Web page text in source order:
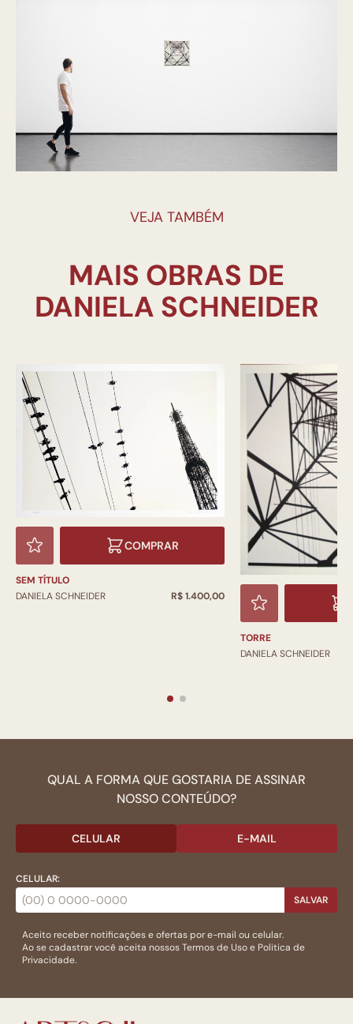
VEJA TAMBÉM
MAIS OBRAS DE
COMPRAR
SEM TÍTULO
DANIELA SCHNEIDER
R$ 1.400,00
TORRE
DANIELA SCHNEIDER
QUAL A FORMA QUE GOSTARIA DE ASSINAR
NOSSO CONTEÚDO?
CELULAR E-MAIL
CELULAR:
SALVAR
Aceito receber notificações e ofertas por e-mail ou celular.
Ao se cadastrar você aceita nossosTermos de Usoe Politica de
Privacidade.